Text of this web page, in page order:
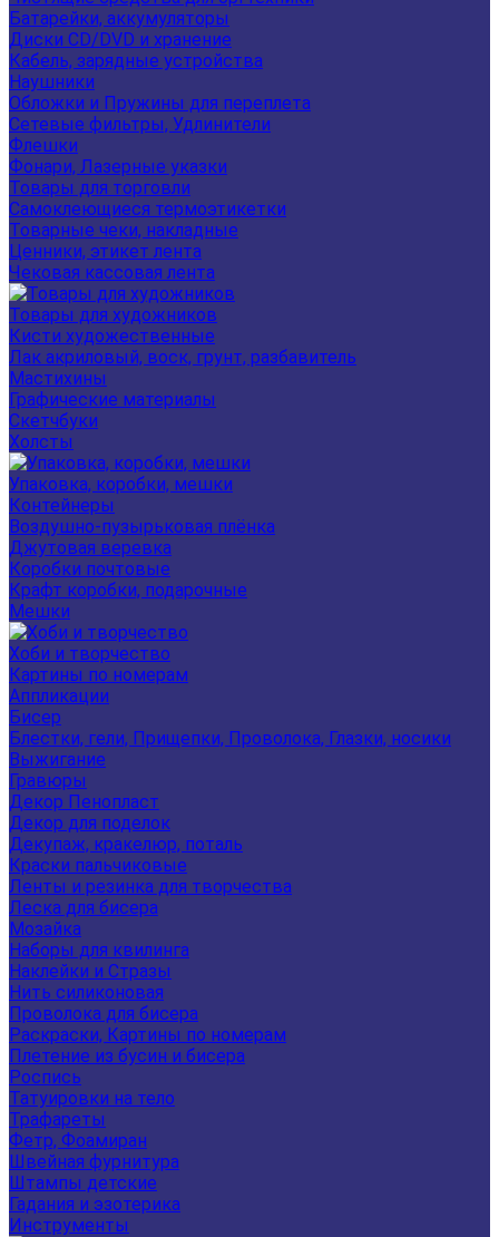
Батарейки, аккумуляторы
Диски CD/DVD и хранение
Кабель, зарядные устройства
Наушники
Обложки и Пружины для переплета
Сетевые фильтры, Удлинители
Флешки
Фонари, Лазерные указки
Товары для торговли
Самоклеющиеся термоэтикетки
Товарные чеки, накладные
Ценники, этикет лента
Чековая кассовая лента
Товары для художников
Кисти художественные
Лак акриловый, воск, грунт, разбавитель
Мастихины
Графические материалы
Скетчбуки
Холсты
Упаковка, коробки, мешки
Контейнеры
Воздушно-пузырьковая плёнка
Джутовая веревка
Коробки почтовые
Крафт коробки, подарочные
Мешки
Хоби и творчество
Картины по номерам
Аппликации
Бисер
Блестки, гели, Прищепки, Проволока, Глазки, носики
Выжигание
Гравюры
Декор Пенопласт
Декор для поделок
Декупаж, кракелюр, поталь
Краски пальчиковые
Ленты и резинка для творчества
Леска для бисера
Мозайка
Наборы для квилинга
Наклейки и Стразы
Нить силиконовая
Проволока для бисера
Раскраски, Картины по номерам
Плетение из бусин и бисера
Роспись
Татуировки на тело
Трафареты
Фетр, Фоамиран
Швейная фурнитура
Штампы детские
Гадания и эзотерика
Инструменты